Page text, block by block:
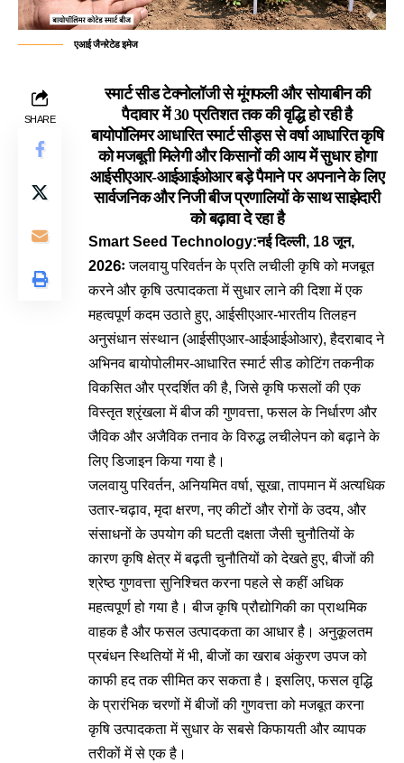
एआई जैनरेटेड इमेज
SHARE
स्मार्ट सीड टेक्नोलॉजी से मूंगफली और सोयाबीन की
पैदावार में 30 प्रतिशत तक की वृद्धि हो रही है
बायोपॉलिमर आधारित स्मार्ट सीड्स से वर्षा आधारित कृषि
को मजबूती मिलेगी और किसानों की आय में सुधार होगा
आईसीएआर-आईआईओआर बड़े पैमाने पर अपनाने के लिए
सार्वजनिक और निजी बीज प्रणालियों के साथ साझेदारी
को बढ़ावा दे रहा है
Smart Seed Technology:नई दिल्ली, 18 जून,
2026ःजलवायु परिवर्तन के प्रति लचीली कृषि को मजबूत
करने और कृषि उत्पादकता में सुधार लाने की दिशा में एक
महत्वपूर्ण कदम उठाते हुए, आईसीएआर-भारतीय तिलहन
अनुसंधान संस्थान (आईसीएआर-आईआईओआर), हैदराबाद ने
अभिनव बायोपोलीमर-आधारित स्मार्ट सीड कोटिंग तकनीक
विकसित और प्रदर्शित की है, जिसे कृषि फसलों की एक
विस्तृत श्रृंखला में बीज की गुणवत्ता, फसल के निर्धारण और
जैविक और अजैविक तनाव के विरुद्ध लचीलेपन को बढ़ाने के
लिए डिजाइन किया गया है।
जलवायु परिवर्तन, अनियमित वर्षा, सूखा, तापमान में अत्यधिक
उतार-चढ़ाव, मृदा क्षरण, नए कीटों और रोगों के उदय, और
संसाधनों के उपयोग की घटती दक्षता जैसी चुनौतियों के
कारण कृषि क्षेत्र में बढ़ती चुनौतियों को देखते हुए, बीजों की
श्रेष्ठ गुणवत्ता सुनिश्चित करना पहले से कहीं अधिक
महत्वपूर्ण हो गया है। बीज कृषि प्रौद्योगिकी का प्राथमिक
वाहक है और फसल उत्पादकता का आधार है। अनुकूलतम
प्रबंधन स्थितियों में भी, बीजों का खराब अंकुरण उपज को
काफी हद तक सीमित कर सकता है। इसलिए, फसल वृद्धि
के प्रारंभिक चरणों में बीजों की गुणवत्ता को मजबूत करना
कृषि उत्पादकता में सुधार के सबसे किफायती और व्यापक
तरीकों में से एक है।